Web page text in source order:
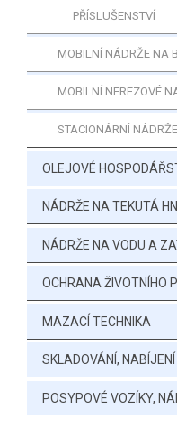
PŘÍSLUŠENSTVÍ
MOBILNÍ NÁDRŽE NA
MOBILNÍ NEREZOVÉ
STACIONÁRNÍ
OLEJOVÉ
NÁDRŽE NA TEKUTÁ
NÁDRŽE NA VODU A
OCHRANA ŽIVOTNÍHO
MAZACÍ TECHNIKA
SKLADOVÁNÍ,
POSYPOVÉ VOZÍKY,